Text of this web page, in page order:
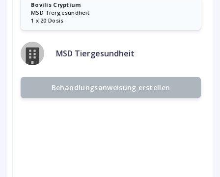
Bovilis Cryptium
MSD Tiergesundheit
1 x 20 Dosis
MSD Tiergesundheit
Behandlungsanweisung erstellen